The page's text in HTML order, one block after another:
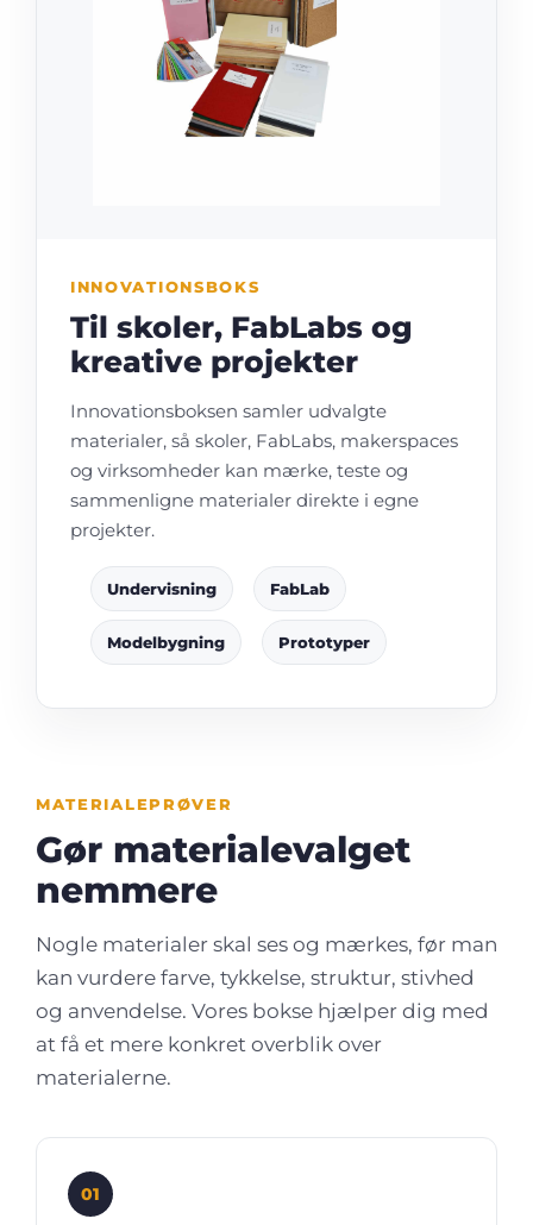
INNOVATIONSBOKS
Til skoler, FabLabs og
kreative projekter
Innovationsboksen samler udvalgte
materialer, så skoler, FabLabs, makerspaces
og virksomheder kan mærke, teste og
sammenligne materialer direkte i egne
projekter.
Undervisning FabLab
Modelbygning Prototyper
MATERIALEPRØVER
Gør materialevalget
nemmere
Nogle materialer skal ses og mærkes, før man
kan vurdere farve, tykkelse, struktur, stivhed
og anvendelse. Vores bokse hjælper dig med
at få et mere konkret overblik over
materialerne.
01